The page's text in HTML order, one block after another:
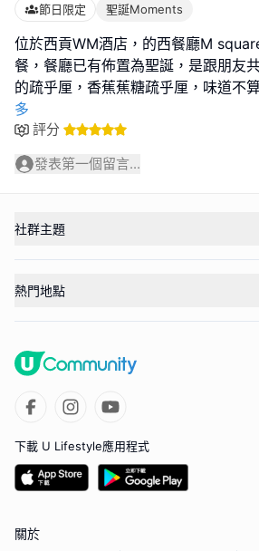
節日限定 聖誕Moments
位於西貢WM酒店，的西餐廳M
餐，餐廳已有佈置為聖誕，是跟朋友
的疏乎厘，香蕉蕉糖疏乎厘，味道不
多
評分
發表第一個留言...
社群主題
熱門地點
下載 U Lifestyle應用程式
關於